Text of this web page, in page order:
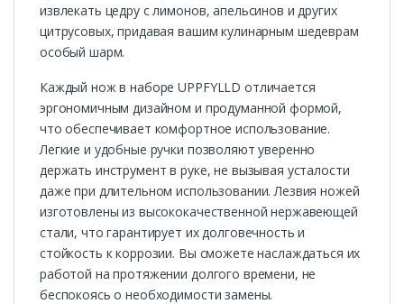
извлекать цедру с лимонов, апельсинов и других
цитрусовых, придавая вашим кулинарным шедеврам
особый шарм.
Каждый нож в наборе UPPFYLLD отличается
эргономичным дизайном и продуманной формой,
что обеспечивает комфортное использование.
Легкие и удобные ручки позволяют уверенно
держать инструмент в руке, не вызывая усталости
даже при длительном использовании. Лезвия ножей
изготовлены из высококачественной нержавеющей
стали, что гарантирует их долговечность и
стойкость к коррозии. Вы сможете наслаждаться их
работой на протяжении долгого времени, не
беспокоясь о необходимости замены.